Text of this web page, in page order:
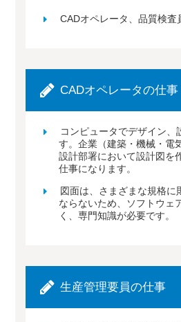
CADオペレータ、品質検査
CADオペレータの仕事
コンピュータでデザイン、
す。企業（建築・機械・電
設計部署において設計図を
仕事になります。
図面は、さまざまな規格に
ならないため、ソフトウェ
く、専門知識が必要です。
生産管理要員の仕事